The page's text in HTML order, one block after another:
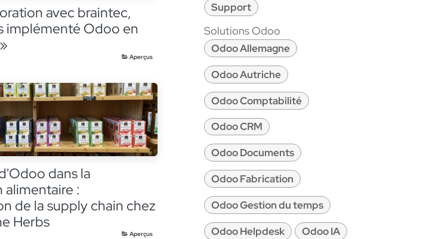
avec braintec,
implémenté Odoo en
Aperçus
dans la
:
de la supply chain chez
Herbs
Aperçus
Support
Solutions Odoo
Odoo Allemagne
Odoo Autriche
Odoo Comptabilité
Odoo CRM
Odoo Documents
Odoo Fabrication
Odoo Gestion du temps
Odoo Helpdesk
Odoo IA